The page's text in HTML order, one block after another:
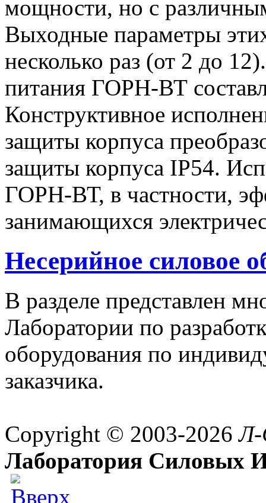
мощности, но с
Выходные параметры
несколько раз (от 2 до
питания ГОРН-ВТ
Конструктивное
защиты корпуса
защиты корпуса IP54.
ГОРН-ВТ, в частности,
занимающихся
Несерийное силовое
В разделе представлен
Лаборатории по
оборудования по
заказчика.
Copyright © 2003-2026
Лаборатория Силовых